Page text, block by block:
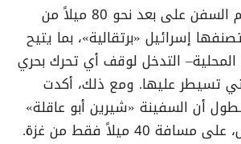
وتم توقيف معظم السفن على بعد نحو 80 ميلاً من
إسرائيل «برتقالية»، بما يتيح
التدخل لوقف أي تحرك بحري
تسيطر عليها. ومع ذلك، أكدت
أن السفينة «شيرين أبو عاقلة»
40 ميلاً فقط من غزة.